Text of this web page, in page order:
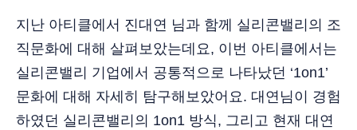
지난 아티클에서 진대연 님과 함께 실리콘밸리의 조
직문화에 대해 살펴보았는데요, 이번 아티클에서는
실리콘밸리 기업에서 공통적으로 나타났던 ‘1on1’
문화에 대해 자세히 탐구해보았어요. 대연님이 경험
하였던 실리콘밸리의 1on1 방식, 그리고 현재 대연